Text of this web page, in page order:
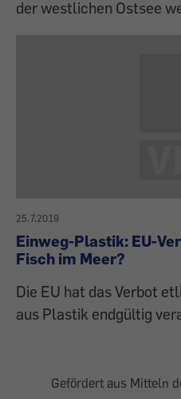
der westlichen Ostsee
25.7.2019
Einweg-Plastik: EU-
Fisch im Meer?
Die EU hat das Verbot
aus Plastik endgültig
Gefördert aus Mitteln